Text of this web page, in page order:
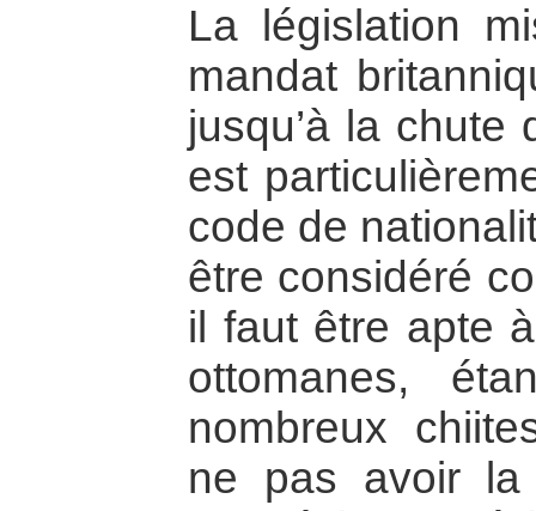
La législation
mandat
jusqu’à la chute
est
code de
être considéré
il faut être apte
ottomanes,
nombreux
ne pas avoir la